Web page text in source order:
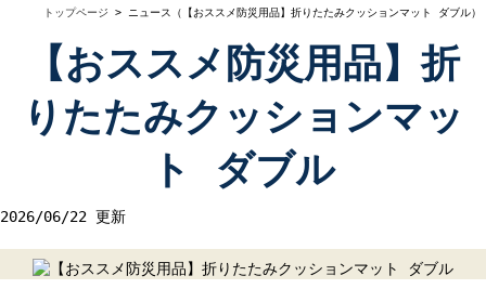
トップページ > ニュース（【おススメ防災用品】折りたたみクッションマット ダブル）
【おススメ防災用品】折
りたたみクッションマッ
ト ダブル
2026/06/22 更新